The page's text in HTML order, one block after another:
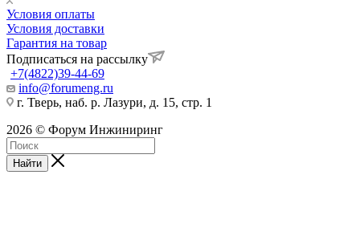
Условия оплаты
Условия доставки
Гарантия на товар
Подписаться на рассылку
+7(4822)39-44-69
info@forumeng.ru
г. Тверь, наб. р. Лазури, д. 15, стр. 1
2026 © Форум Инжиниринг
Найти